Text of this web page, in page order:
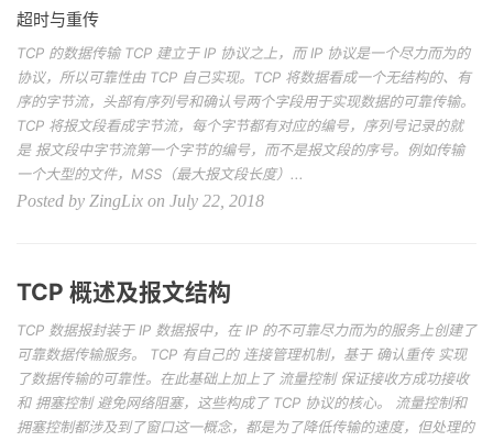
超时与重传
TCP 的数据传输 TCP 建立于 IP 协议之上，而 IP 协议是一个尽力而为的
协议，所以可靠性由 TCP 自己实现。TCP 将数据看成一个无结构的、有
序的字节流，头部有序列号和确认号两个字段用于实现数据的可靠传输。
TCP 将报文段看成字节流，每个字节都有对应的编号，序列号记录的就
是 报文段中字节流第一个字节的编号，而不是报文段的序号。例如传输
一个大型的文件，MSS（最大报文段长度）...
Posted by ZingLix on July 22, 2018
TCP 概述及报文结构
TCP 数据报封装于 IP 数据报中，在 IP 的不可靠尽力而为的服务上创建了
可靠数据传输服务。 TCP 有自己的 连接管理机制，基于 确认重传 实现
了数据传输的可靠性。在此基础上加上了 流量控制 保证接收方成功接收
和 拥塞控制 避免网络阻塞，这些构成了 TCP 协议的核心。 流量控制和
拥塞控制都涉及到了窗口这一概念，都是为了降低传输的速度，但处理的